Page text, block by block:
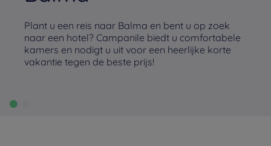
Plant u een reis naar Balma en bent u op zoek
naar een hotel? Campanile biedt u comfortabele
kamers en nodigt u uit voor een heerlijke korte
vakantie tegen de beste prijs!